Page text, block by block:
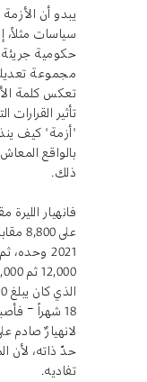
يبدو أن
سياسات مثلاً،
حكومية جريئة
مجموعة
تعكس كلمة
تأثير
"أزمة" كيف
بالواقع المعاش
ذلك.
فانهيار
على
لانهيارٌ صادم
حدّ ذاته، لأن
تفاديه.